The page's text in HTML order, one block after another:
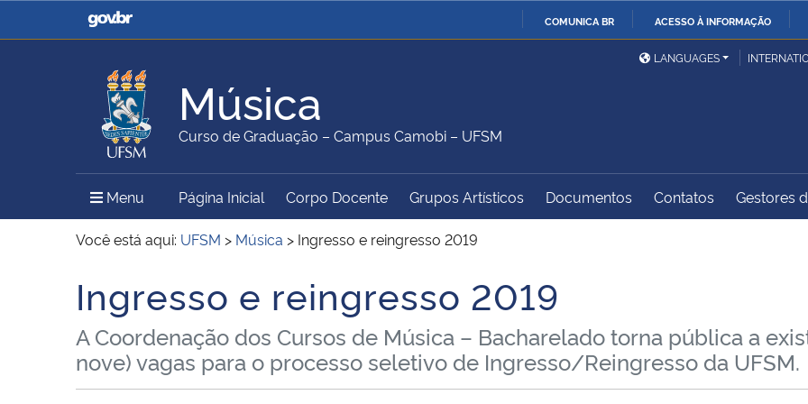
COMUNICA BR ACESSO À INFORMAÇÃO
Casa Civil
Ministério da Justiça e
Ministério da Defesa
Ministério das Relações
Exteriores
Ministério da Agricultura,
Pecuária e Abastecimento
Ministério da Educação
Ministério do Meio Ambiente Ministério do Turismo
Ministério do
Desenvolvimento Regional
Controladoria-Geral da
Secretaria de Governo
Gabinete de Segurança
Institucional
Advocacia-Geral da União
LANGUAGES
Música
Curso de Graduação – Campus Camobi – UFSM
Menu Menu Principal do Sítio
Página Inicial Corpo Docente Grupos Artísticos Documentos Contatos Gestores
Você está aqui: UFSM > Música > Ingresso e reingresso 2019
Início do conteúdo
Ingresso e reingresso 2019
A Coordenação dos Cursos de Música – Bacharelado torna pública a
nove) vagas para o processo seletivo de Ingresso/Reingresso da UFSM.